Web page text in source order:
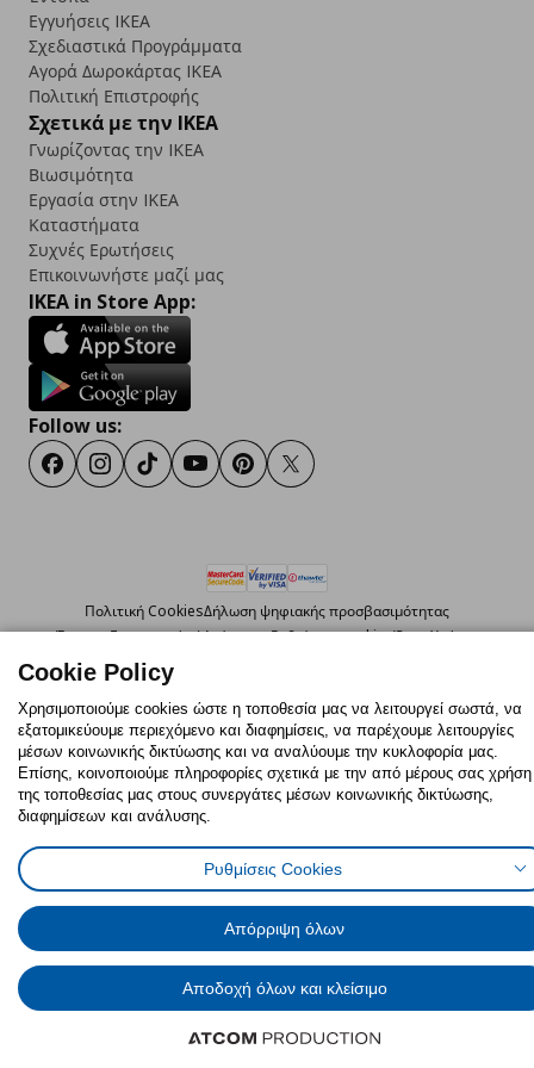
Εγγυήσεις IKEA
Σχεδιαστικά Προγράμματα
Αγορά Δωρoκάρτας IKEA
Πολιτική Επιστροφής
Σχετικά με την IKEA
Γνωρίζοντας την IKEA
Βιωσιμότητα
Εργασία στην IKEA
Καταστήματα
Συχνές Ερωτήσεις
Επικοινωνήστε μαζί μας
IKEA in Store App:
Follow us:
FacebookInstagram
TikTokYoutubePinterestTwitter
Πολιτική CookiesΔήλωση ψηφιακής προσβασιμότητας
Έντυπο Επιστροφής / ΑκύρωσηςΡυθμίσεις cookiesΌροι Χρήσης
Γενική Πολιτική Προσωπικών Δεδομένων
Πολιτική Προσωπικών Δεδομένων για IKEA.com.cy
© Inter-IKEA Systems B.V. 1999 - 2025
Cookie Policy
Χρησιμοποιούμε cookies ώστε η τοποθεσία μας να λειτουργεί σωστά, να
εξατομικεύουμε περιεχόμενο και διαφημίσεις, να παρέχουμε λειτουργίες
μέσων κοινωνικής δικτύωσης και να αναλύουμε την κυκλοφορία μας.
Επίσης, κοινοποιούμε πληροφορίες σχετικά με την από μέρους σας χρήση
της τοποθεσίας μας στους συνεργάτες μέσων κοινωνικής δικτύωσης,
διαφημίσεων και ανάλυσης.
Ρυθμίσεις Cookies
Απόρριψη όλων
Αποδοχή όλων και κλείσιμο